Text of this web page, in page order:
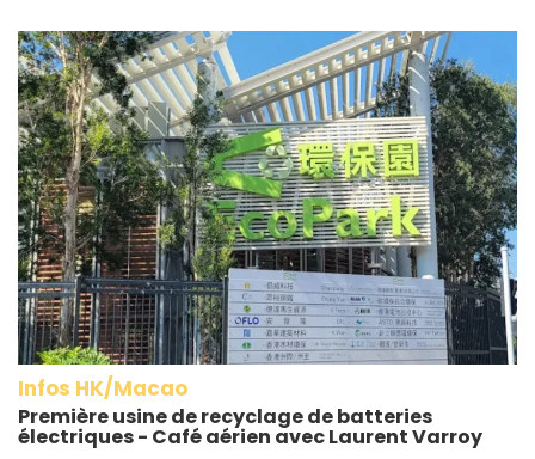
Infos HK/Macao
Première usine de recyclage de batteries
électriques - Café aérien avec Laurent Varroy